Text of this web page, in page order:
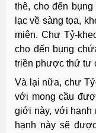
thê, cho đến
lạc về sàng tọa,
miên. Chư Tỷ-
cho đến bụng
triền phược thứ tư
Và lại nữa, chư
với mong cầu
giới này, với hạnh
hạnh này sẽ